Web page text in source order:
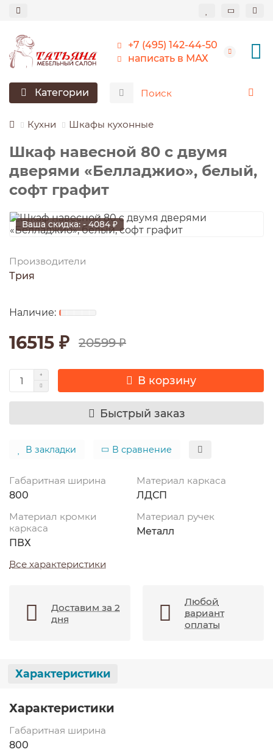
+7 (495) 142-44-50
написать в МАХ
Категории
Кухни Шкафы кухонные
Шкаф навесной 80 c двумя
дверями «Белладжио», белый,
софт графит
Ваша скидка: - 4084 ₽
Производители
Трия
16515 ₽ 20599 ₽
В корзину
Быстрый заказ
В закладки В сравнение
Габаритная ширина
800
Материал каркаса
ЛДСП
Материал кромки
каркаса
ПВХ
Материал ручек
Металл
Все характеристики
Доставим за 2
дня
Любой
вариант
оплаты
Характеристики
Характеристики
Габаритная ширина
800